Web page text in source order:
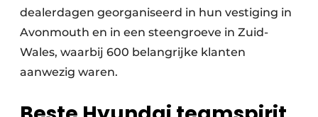
dealerdagen georganiseerd in hun vestiging in
Avonmouth en in een steengroeve in Zuid-
Wales, waarbij 600 belangrijke klanten
aanwezig waren.